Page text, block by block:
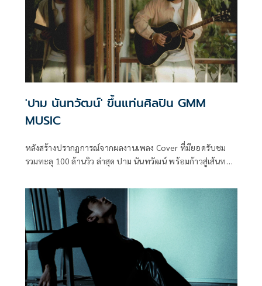
'ปาม นันทวัฒน์' ขึ้นแท่นศิลปิน GMM
MUSIC
หลังสร้างปรากฏการณ์จากผลงานเพลง Cover ที่มียอดรับชม
รวมทะลุ 100 ล้านวิว ล่าสุด ปาม นันทวัฒน์ พร้อมก้าวสู่เส้นทาง
สังกัด GRAMMY GOLD ที่ถ่ายทอดตัวตน ความคิด และรากเหง้า
ความเป็นคนใต้ผ่านเสียงเพลงได้อย่างลึกซึ้งและจริงใจ